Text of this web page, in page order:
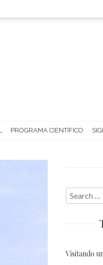
PROGRAMA CIENTÍFICO
Search
for:
Visitando